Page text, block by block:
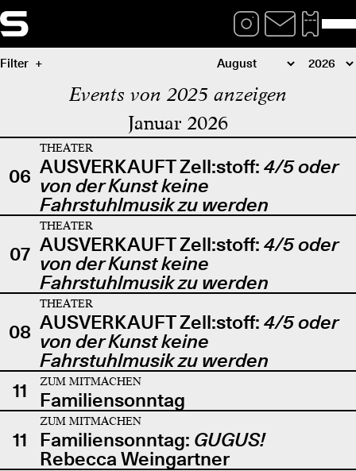
Filter
Events von 2025 anzeigen
Januar 2026
06
THEATER
AUSVERKAUFT Zell:stoff: 4/5 oder
von der Kunst keine
Fahrstuhlmusik zu werden
07
THEATER
AUSVERKAUFT Zell:stoff: 4/5 oder
von der Kunst keine
Fahrstuhlmusik zu werden
08
THEATER
AUSVERKAUFT Zell:stoff: 4/5 oder
von der Kunst keine
Fahrstuhlmusik zu werden
11
ZUM MITMACHEN
Familiensonntag
11
ZUM MITMACHEN
Familiensonntag: GUGUS!
Rebecca Weingartner